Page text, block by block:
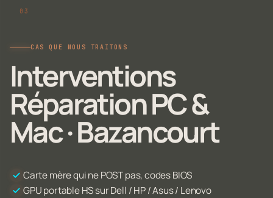
CAS QUE NOUS TRAITONS
Interventions
Réparation PC &
Mac · Bazancourt
Carte mère qui ne POST pas, codes BIOS
GPU portable HS sur Dell / HP / Asus / Lenovo